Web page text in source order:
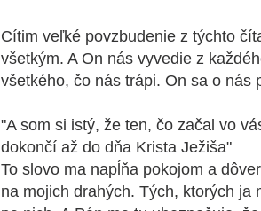
Cítim veľké povzbudenie z týchto
všetkým. A On nás vyvedie z
všetkého, čo nás trápi. On sa o nás
"A som si istý, že ten, čo začal vo
dokončí až do dňa Krista Ježiša"
To slovo ma napĺňa pokojom a
na mojich drahých. Tých, ktorých ja